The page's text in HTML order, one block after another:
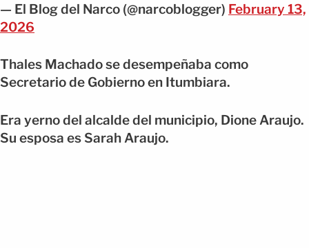
— El Blog del Narco (@narcoblogger) February 13,
2026
Thales Machado se desempeñaba como
Secretario de Gobierno en Itumbiara.
Era yerno del alcalde del municipio, Dione Araujo.
Su esposa es Sarah Araujo.